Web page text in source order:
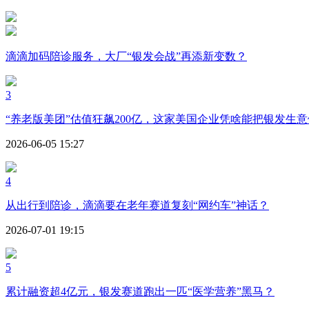
滴滴加码陪诊服务，大厂“银发会战”再添新变数？
3
“养老版美团”估值狂飙200亿，这家美国企业凭啥能把银发生
2026-06-05 15:27
4
从出行到陪诊，滴滴要在老年赛道复刻“网约车”神话？
2026-07-01 19:15
5
累计融资超4亿元，银发赛道跑出一匹“医学营养”黑马？